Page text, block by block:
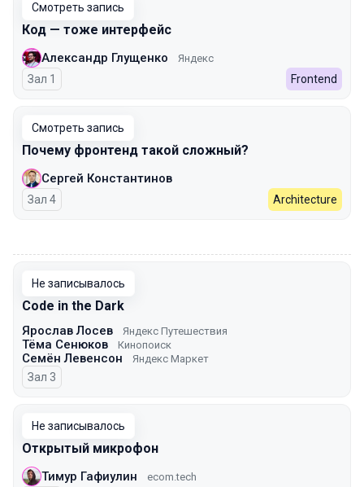
Смотреть запись
Код — тоже интерфейс
Александр Глущенко Яндекс
Зал 1 Frontend
Смотреть запись
Почему фронтенд такой сложный?
Сергей Константинов
Зал 4 Architecture
Не записывалось
Code in the Dark
Ярослав Лосев Яндекс Путешествия
Тёма Сенюков Кинопоиск
Семён Левенсон Яндекс Маркет
Зал 3
Не записывалось
Открытый микрофон
Тимур Гафиулин ecom.tech